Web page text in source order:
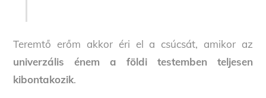
Teremtő erőm akkor éri el a csúcsát, amikor az
univerzális énem a földi testemben teljesen
kibontakozik.